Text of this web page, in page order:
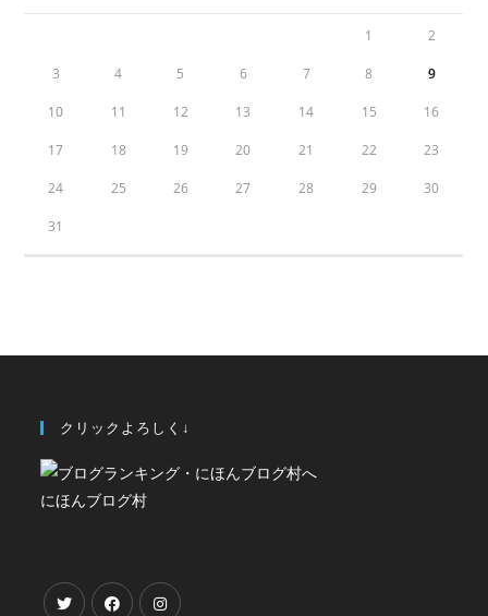
1 2
3 4 5 6 7 8 9
10 11 12 13 14 15 16
17 18 19 20 21 22 23
24 25 26 27 28 29 30
31
クリックよろしく↓
にほんブログ村